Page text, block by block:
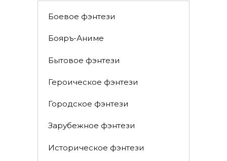
Боевое фэнтези
Бояръ-Аниме
Бытовое фэнтези
Героическое фэнтези
Городское фэнтези
Зарубежное фэнтези
Историческое фэнтези